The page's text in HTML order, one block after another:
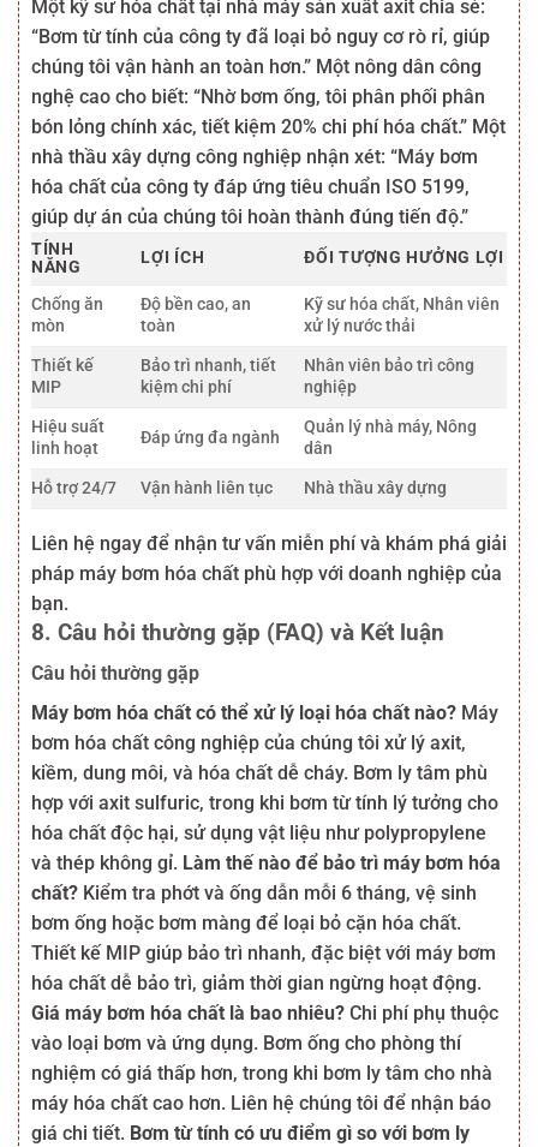
Một kỹ sư hóa chất tại nhà máy sản xuất axit chia sẻ:
“Bơm từ tính của công ty đã loại bỏ nguy cơ rò rỉ, giúp
chúng tôi vận hành an toàn hơn.” Một nông dân công
nghệ cao cho biết: “Nhờ bơm ống, tôi phân phối phân
bón lỏng chính xác, tiết kiệm 20% chi phí hóa chất.” Một
nhà thầu xây dựng công nghiệp nhận xét: “Máy bơm
hóa chất của công ty đáp ứng tiêu chuẩn ISO 5199,
giúp dự án của chúng tôi hoàn thành đúng tiến độ.”
TÍNH
NĂNG
LỢI ÍCH ĐỐI TƯỢNG HƯỞNG LỢI
Chống ăn
mòn
Độ bền cao, an
toàn
Kỹ sư hóa chất, Nhân viên
xử lý nước thải
Thiết kế
MIP
Bảo trì nhanh, tiết
kiệm chi phí
Nhân viên bảo trì công
nghiệp
Hiệu suất
linh hoạt
Đáp ứng đa ngành
Quản lý nhà máy, Nông
dân
Hỗ trợ 24/7
Vận hành liên tục Nhà thầu xây dựng
Liên hệ ngay để nhận tư vấn miễn phí và khám phá giải
pháp máy bơm hóa chất phù hợp với doanh nghiệp của
bạn.
8. Câu hỏi thường gặp (FAQ) và Kết luận
Câu hỏi thường gặp
Máy bơm hóa chất có thể xử lý loại hóa chất nào? Máy
bơm hóa chất công nghiệp của chúng tôi xử lý axit,
kiềm, dung môi, và hóa chất dễ cháy. Bơm ly tâm phù
hợp với axit sulfuric, trong khi bơm từ tính lý tưởng cho
hóa chất độc hại, sử dụng vật liệu như polypropylene
và thép không gỉ. Làm thế nào để bảo trì máy bơm hóa
chất? Kiểm tra phớt và ống dẫn mỗi 6 tháng, vệ sinh
bơm ống hoặc bơm màng để loại bỏ cặn hóa chất.
Thiết kế MIP giúp bảo trì nhanh, đặc biệt với máy bơm
hóa chất dễ bảo trì, giảm thời gian ngừng hoạt động.
Giá máy bơm hóa chất là bao nhiêu? Chi phí phụ thuộc
vào loại bơm và ứng dụng. Bơm ống cho phòng thí
nghiệm có giá thấp hơn, trong khi bơm ly tâm cho nhà
máy hóa chất cao hơn. Liên hệ chúng tôi để nhận báo
giá chi tiết. Bơm từ tính có ưu điểm gì so với bơm ly